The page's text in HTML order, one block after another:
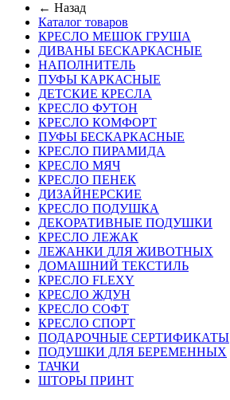
← Назад
Каталог товаров
КРЕСЛО МЕШОК ГРУША
ДИВАНЫ БЕСКАРКАСНЫЕ
НАПОЛНИТЕЛЬ
ПУФЫ КАРКАСНЫЕ
ДЕТСКИЕ КРЕСЛА
КРЕСЛО ФУТОН
КРЕСЛО КОМФОРТ
ПУФЫ БЕСКАРКАСНЫЕ
КРЕСЛО ПИРАМИДА
КРЕСЛО МЯЧ
КРЕСЛО ПЕНЕК
ДИЗАЙНЕРСКИЕ
КРЕСЛО ПОДУШКА
ДЕКОРАТИВНЫЕ ПОДУШКИ
КРЕСЛО ЛЕЖАК
ЛЕЖАНКИ ДЛЯ ЖИВОТНЫХ
ДОМАШНИЙ ТЕКСТИЛЬ
КРЕСЛО FLEXY
КРЕСЛО ЖДУН
КРЕСЛО СОФТ
КРЕСЛО СПОРТ
ПОДАРОЧНЫЕ СЕРТИФИКАТЫ
ПОДУШКИ ДЛЯ БЕРЕМЕННЫХ
ТАЧКИ
ШТОРЫ ПРИНТ